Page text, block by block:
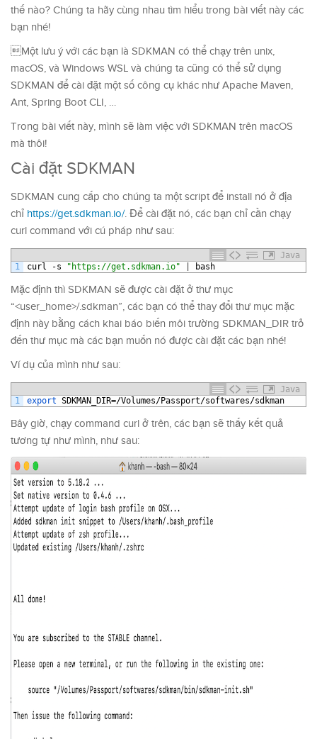
thế nào? Chúng ta hãy cùng nhau tìm hiểu trong bài viết này các
bạn nhé!
Một lưu ý với các bạn là SDKMAN có thể chạy trên unix,
macOS, và Windows WSL và chúng ta cũng có thể sử dụng
SDKMAN để cài đặt một số công cụ khác như Apache Maven,
Ant, Spring Boot CLI, …
Trong bài viết này, mình sẽ làm việc với SDKMAN trên macOS
mà thôi!
Cài đặt SDKMAN
SDKMAN cung cấp cho chúng ta một script để install nó ở địa
chỉ https://get.sdkman.io/. Để cài đặt nó, các bạn chỉ cần chạy
curl command với cú pháp như sau:
Java
1
curl -s "https://get.sdkman.io" bash
Mặc định thì SDKMAN sẽ được cài đặt ở thư mục
“<user_home>/.sdkman”, các bạn có thể thay đổi thư mục mặc
định này bằng cách khai báo biến môi trường SDKMAN_DIR trỏ
đến thư mục mà các bạn muốn nó được cài đặt các bạn nhé!
Ví dụ của mình như sau:
Java
1
export SDKMAN_DIR=/Volumes/Passport/softwares/sdkman
Bây giờ, chạy command curl ở trên, các bạn sẽ thấy kết quả
tương tự như mình, như sau: